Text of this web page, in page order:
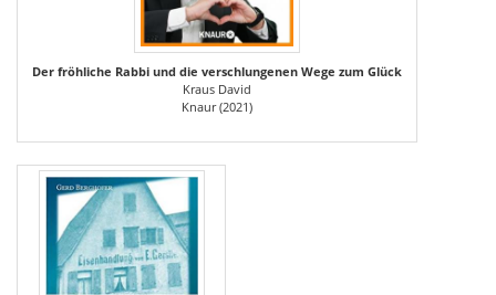
Der fröhliche Rabbi und die verschlungenen Wege zum Glück
Kraus David
Knaur (2021)